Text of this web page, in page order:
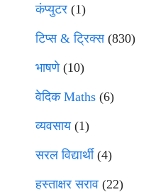
कंप्युटर (1)
टिप्स & ट्रिक्स(830)
भाषणे(10)
वेदिक Maths (6)
व्यवसाय(1)
सरल विद्यार्थी(4)
हस्ताक्षर सराव (22)